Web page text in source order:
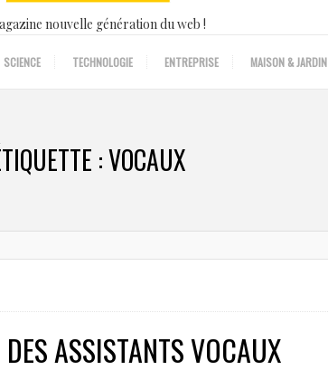
nouvelle génération du web !
SCIENCE TECHNOLOGIE ENTREPRISE MAISON & JARDIN
:VOCAUX
ASSISTANTS VOCAUX